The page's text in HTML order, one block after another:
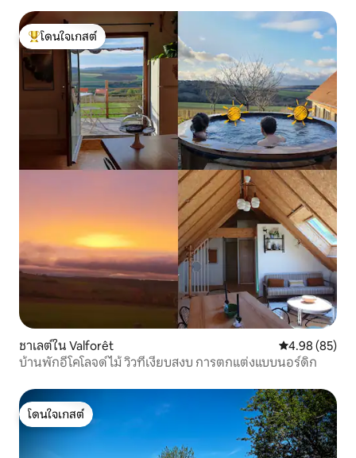
โดนใจเกสต์ที่สุด
โดนใจเกสต์
ชาเลต์ใน Valforêt คะแนนเฉลี่ย
4.98 (85)
บ้านพักอีโคโลจด์ไม้ วิวที่เงียบสงบ การตกแต่งแบบนอร์ดิก
โดนใจเกสต์
โดนใจเกสต์